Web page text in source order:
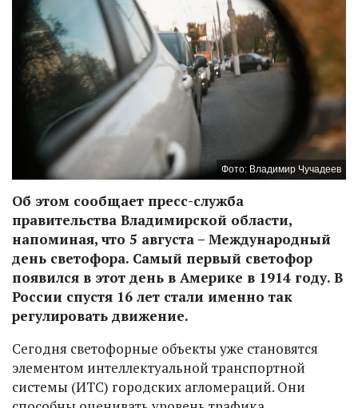
Фото: Владимир Чучадеев
Об этом сообщает пресс-служба
правительства Владимирской области,
напоминая, что 5 августа – Международный
день светофора. Самый первый светофор
появился в этот день в Америке в 1914 году. В
России спустя 16 лет стали именно так
регулировать движение.
Сегодня светофорные объекты уже становятся
элементом интеллектуальной транспортной
системы (ИТС) городских агломераций. Они